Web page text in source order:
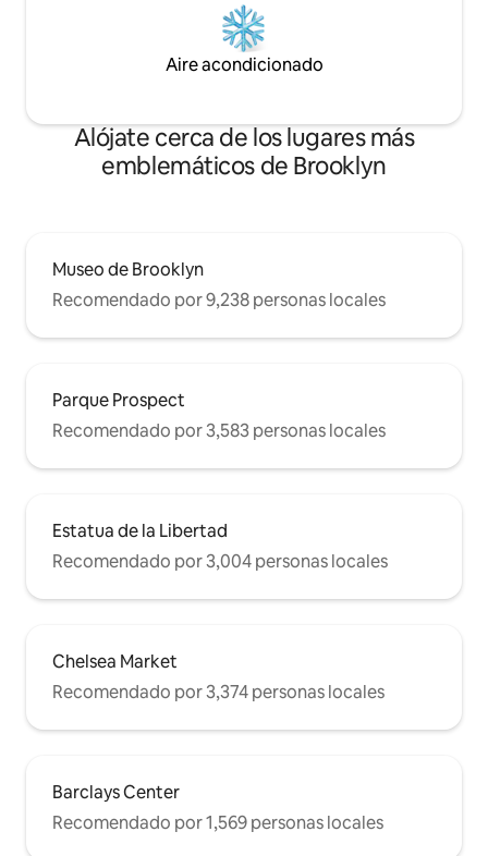
Aire acondicionado
Alójate cerca de los lugares más
emblemáticos de Brooklyn
Museo de Brooklyn
Recomendado por 9,238 personas locales
Parque Prospect
Recomendado por 3,583 personas locales
Estatua de la Libertad
Recomendado por 3,004 personas locales
Chelsea Market
Recomendado por 3,374 personas locales
Barclays Center
Recomendado por 1,569 personas locales